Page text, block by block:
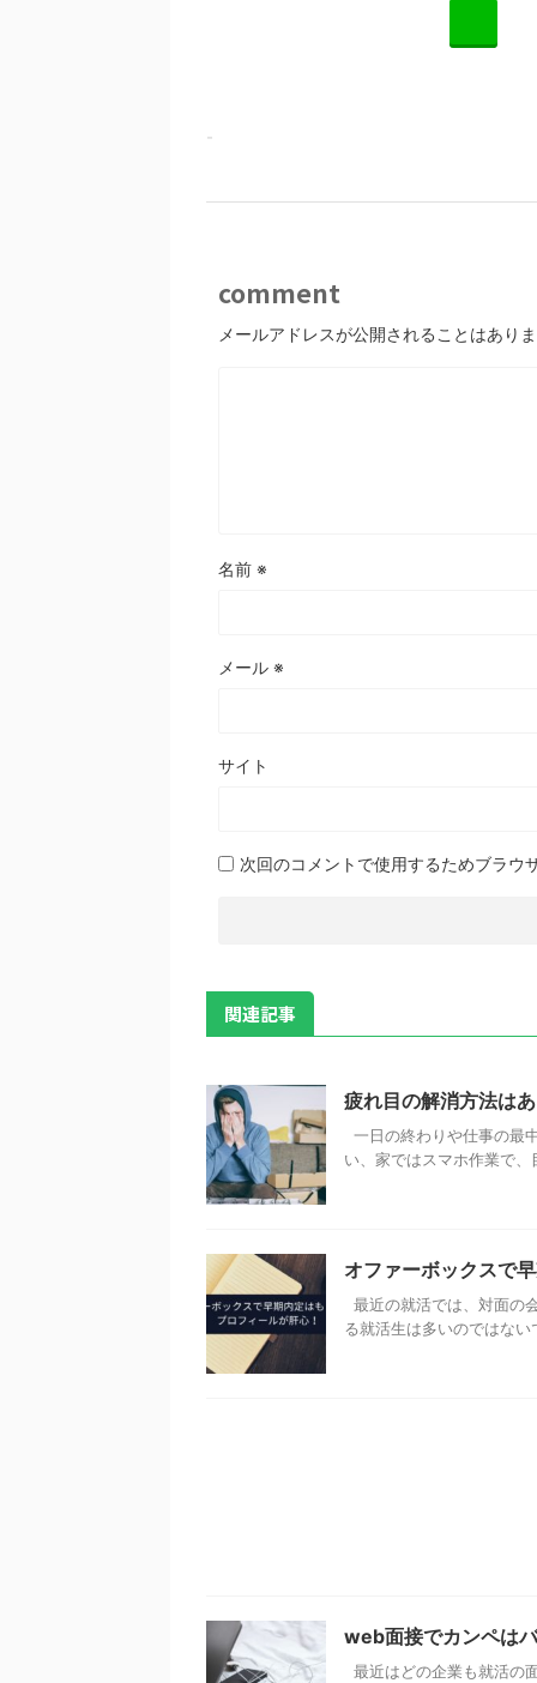
-
comment
メールアドレスが公開されることはあり
名前 ※
メール ※
サイト
次回のコメントで使用するためブラウ
関連記事
疲れ目の解消方法は
一日の終わりや仕事の最
い、家ではスマホ作業で
オファーボックスで
最近の就活では、対面の
る就活生は多いのではな
web面接でカンペは
最近はどの企業も就活の